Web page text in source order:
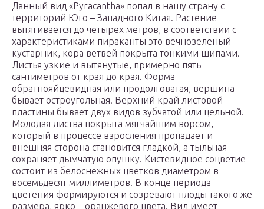
Данный вид «Pyracantha» попал в нашу страну с
территорий Юго – Западного Китая. Растение
вытягивается до четырех метров, в соответствии с
характеристиками пираканты это вечнозеленый
кустарник, кора ветвей покрыта тонкими шипами.
Листья узкие и вытянутые, примерно пять
сантиметров от края до края. Форма
обратнояйцевидная или продолговатая, вершина
бывает остроугольная. Верхний край листовой
пластины бывает двух видов зубчатой или цельной.
Молодая листва покрыта мягчайшим ворсом,
который в процессе взросления пропадает и
внешняя сторона становится гладкой, а тыльная
сохраняет дымчатую опушку. Кистевидное соцветие
состоит из белоснежных цветков диаметром в
восемьдесят миллиметров. В конце периода
цветения формируются и созревают плоды такого же
размера, ярко – оранжевого цвета. Вид имеет